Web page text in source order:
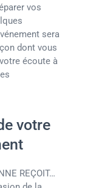
vos
sera
dont vous
écoute à
votre
REÇOIT…